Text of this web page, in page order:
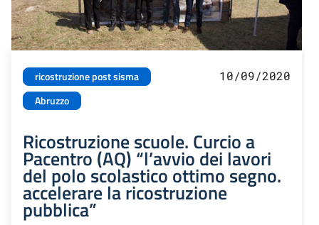
ricostruzione post sisma
Abruzzo
10/09/2020
Ricostruzione scuole. Curcio a
Pacentro (AQ) “l’avvio dei lavori
del polo scolastico ottimo segno.
accelerare la ricostruzione
pubblica”